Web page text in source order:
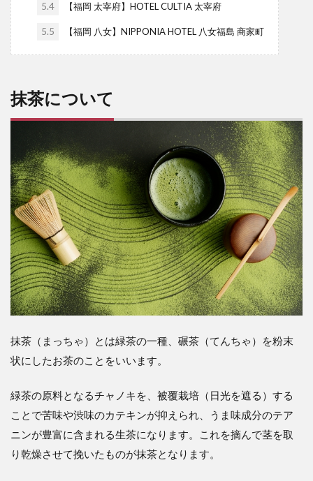
5.4 【福岡 太宰府】HOTEL CULTIA 太宰府
5.5 【福岡 八女】NIPPONIA HOTEL 八女福島 商家町
抹茶について
抹茶（まっちゃ）とは緑茶の一種、碾茶（てんちゃ）を粉末
状にしたお茶のことをいいます。
緑茶の原料となるチャノキを、被覆栽培（日光を遮る）する
ことで苦味や渋味のカテキンが抑えられ、うま味成分のテア
ニンが豊富に含まれる生茶になります。これを摘んで茎を取
り乾燥させて挽いたものが抹茶となります。